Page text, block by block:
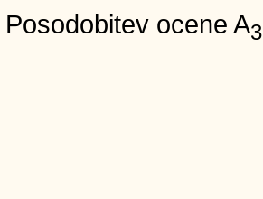
Posodobitev ocene A3